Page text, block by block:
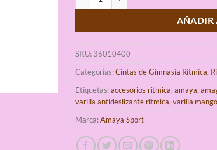
AÑADIR
SKU: 36010400
Categorías:Cintas de Gimnasia Rítmica,
Etiquetas:accesorios ritmica, amaya,
varilla antideslizante ritmica, varilla
Marca:Amaya Sport